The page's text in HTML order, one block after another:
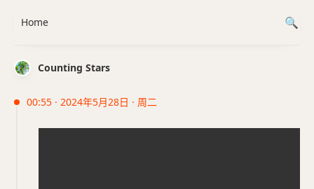
Counting Stars
00:55 · 2024年5月28日 · 周二
Home